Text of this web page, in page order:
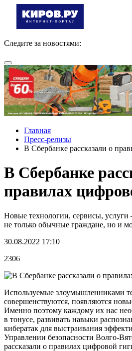
Следите за новостями:
Главная
Пресс-релизы
В Сбербанке рассказали о
В Сбербанке
правилах
Новые технологии, сервисы, услуги
не только обычные граждане, но и
30.08.2022 17:10
2306
Используемые злоумышленниками
совершенствуются, появляются
Именно поэтому каждому их нас
в тонусе, развивать навыки
кибератак для выстраивания
Управлении безопасности Волго-
рассказали о правилах цифровой